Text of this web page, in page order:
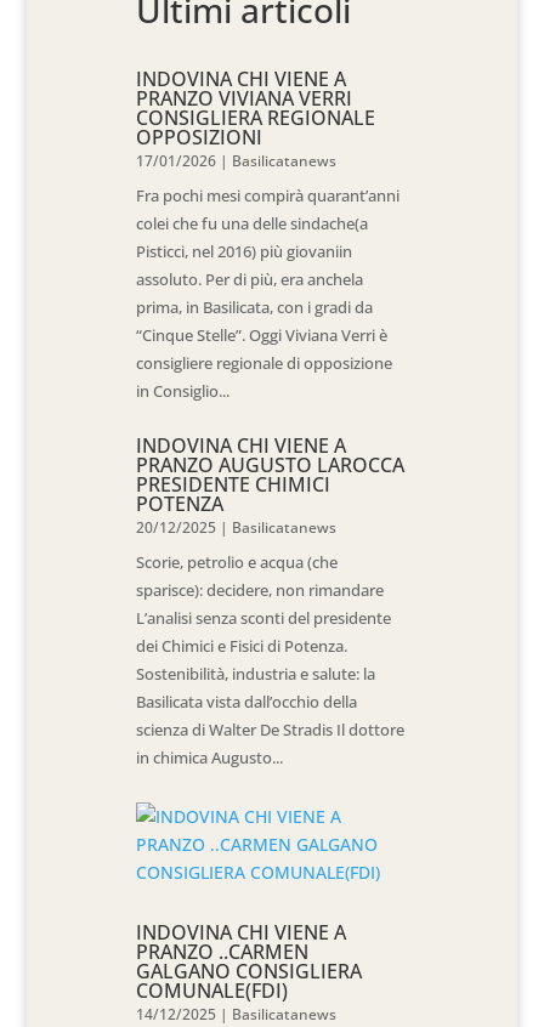
Ultimi articoli
INDOVINA CHI VIENE A
PRANZO VIVIANA VERRI
CONSIGLIERA REGIONALE
OPPOSIZIONI
17/01/2026 | Basilicatanews
Fra pochi mesi compirà quarant’anni
colei che fu una delle sindache(a
Pisticci, nel 2016) più giovaniin
assoluto. Per di più, era anchela
prima, in Basilicata, con i gradi da
“Cinque Stelle”. Oggi Viviana Verri è
consigliere regionale di opposizione
in Consiglio...
INDOVINA CHI VIENE A
PRANZO AUGUSTO LAROCCA
PRESIDENTE CHIMICI
POTENZA
20/12/2025 | Basilicatanews
Scorie, petrolio e acqua (che
sparisce): decidere, non rimandare
L’analisi senza sconti del presidente
dei Chimici e Fisici di Potenza.
Sostenibilità, industria e salute: la
Basilicata vista dall’occhio della
scienza di Walter De Stradis Il dottore
in chimica Augusto...
INDOVINA CHI VIENE A
PRANZO ..CARMEN
GALGANO CONSIGLIERA
COMUNALE(FDI)
14/12/2025 | Basilicatanews